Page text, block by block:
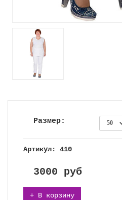
Размер:
Артикул: 410
3000 руб
+ В корзину